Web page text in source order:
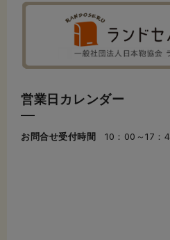
営業日カレンダー
お問合せ受付時間 10：00～17：